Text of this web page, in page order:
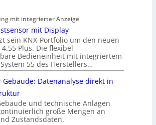
mit integrierter Anzeige
mit Display
sein KNX-Portfolio um den neuen
Plus. Die flexibel
Bedieneinheit mit integriertem
55 des Herstellers…
Gebäude: Datenanalyse direkt in
und technische Anlagen
große Mengen an
Zustandsdaten.